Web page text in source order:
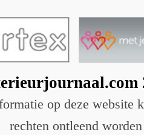
op deze website
rechten ontleend worden